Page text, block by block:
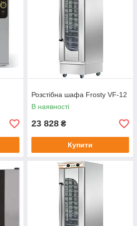
Розстібна шафа Frosty VF-12
В наявності
23 828 ₴
Купити